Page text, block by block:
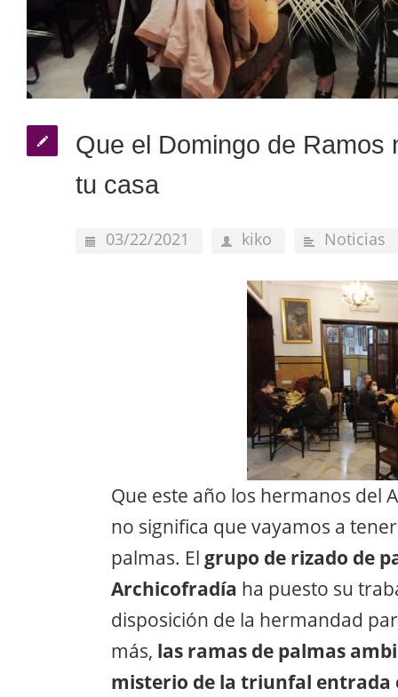
Que el Domingo de Ramos
tu casa
03/22/2021 kiko Noticias
Que este año los hermanos del
no significa que vayamos a
palmas. El grupo de rizado de
Archicofradía ha puesto su
disposición de la hermandad
más, las ramas de palmas
misterio de la triunfal entrada